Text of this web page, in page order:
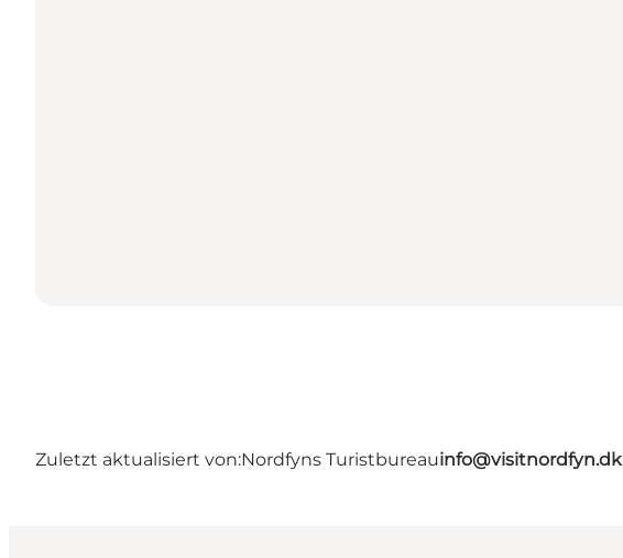
Zuletzt aktualisiert von:Nordfyns Turistbureauinfo@visitnordfyn.dk